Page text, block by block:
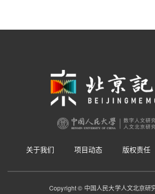
清代历史上的冰嬉百年
关于我们 项目动态 版权责任
Copyright © 中国人民大学人文北京研